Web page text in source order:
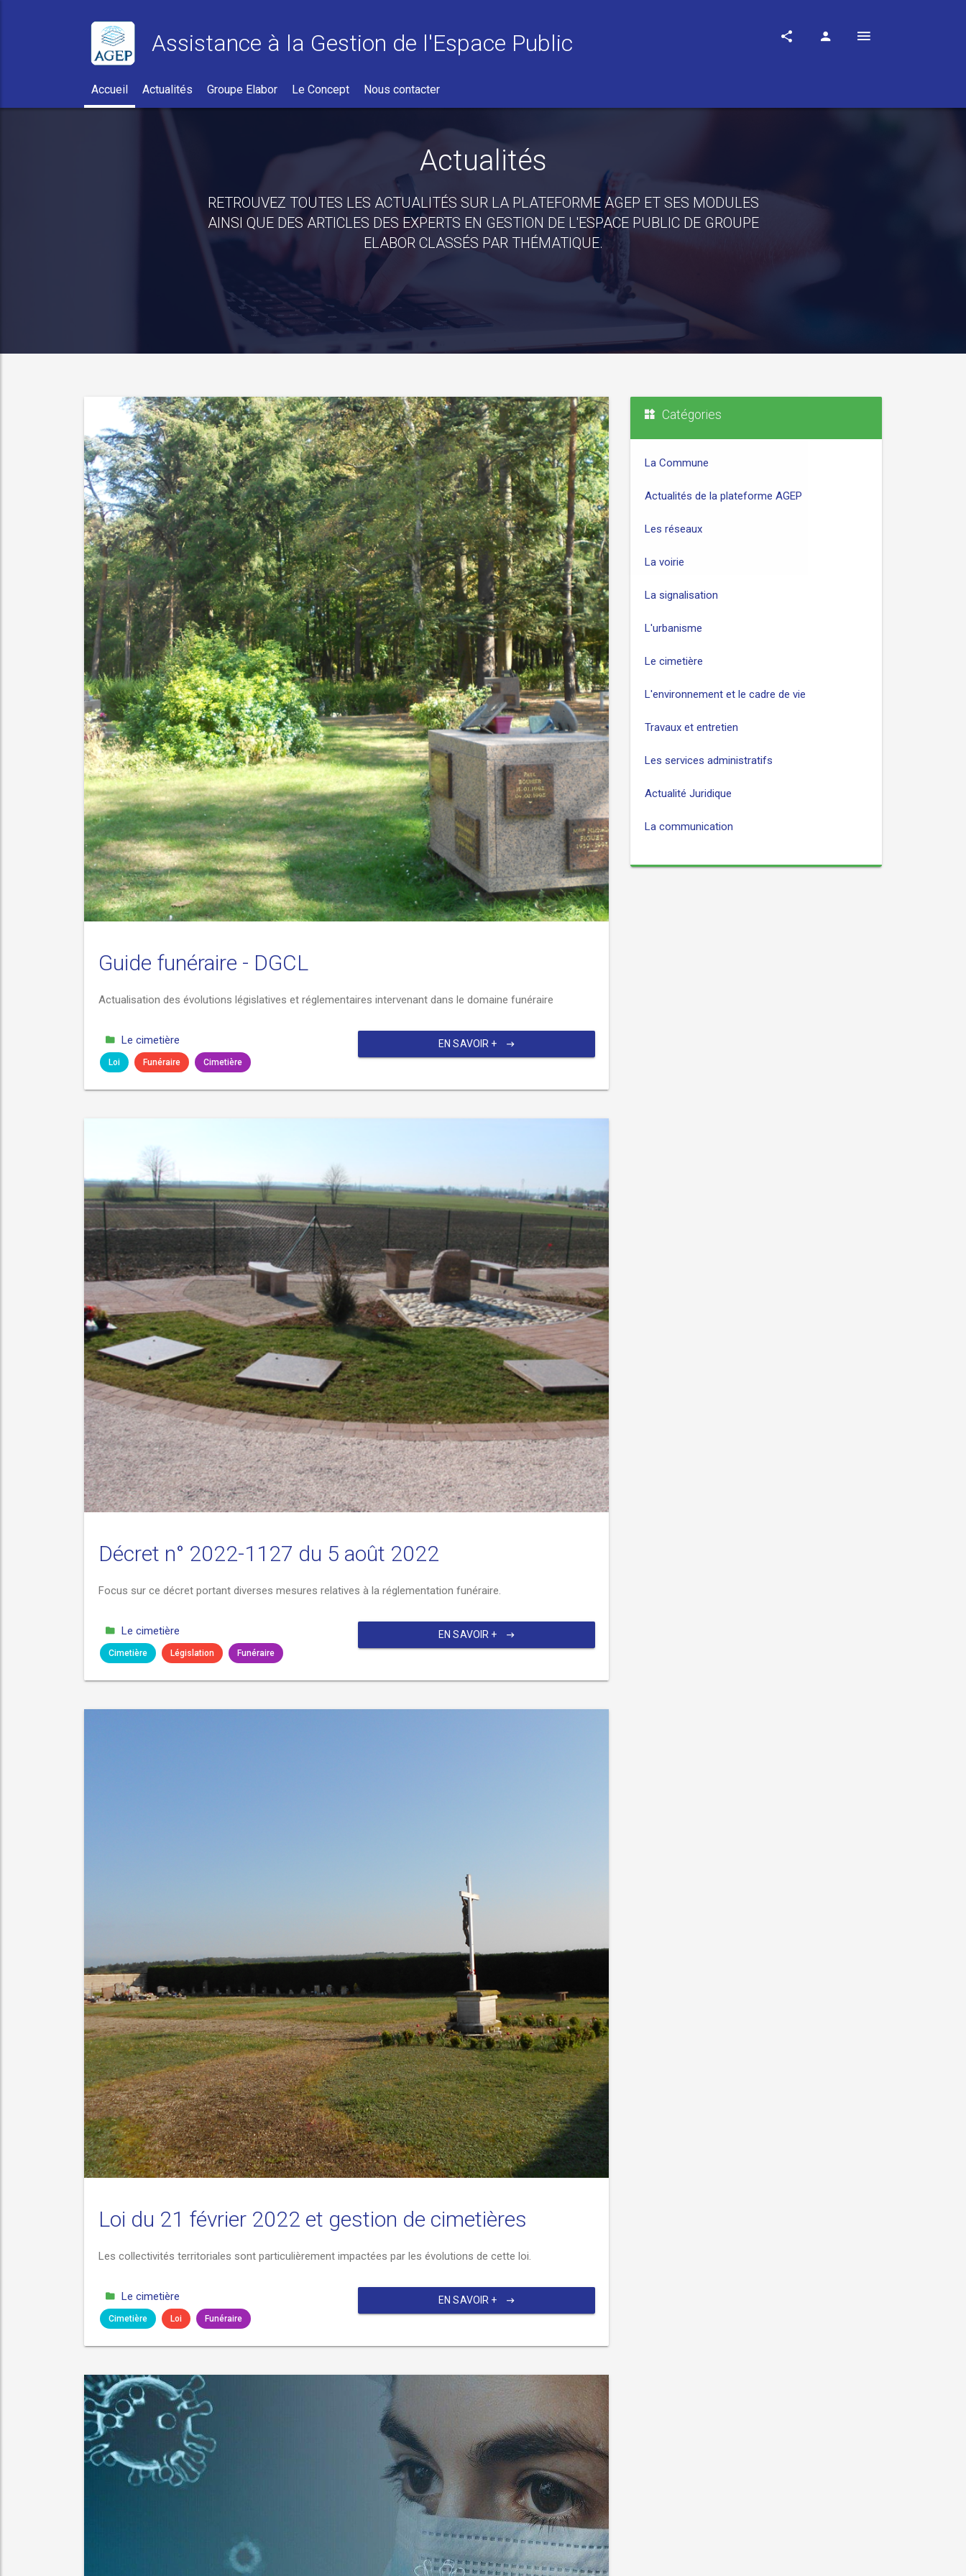
Assistance à la Gestion de l'Espace Public
Accueil Actualités Groupe Elabor Le Concept Nous contacter
Actualités
RETROUVEZ TOUTES LES ACTUALITÉS SUR LA PLATEFORME AGEP ET SES MODULES
AINSI QUE DES ARTICLES DES EXPERTS EN GESTION DE L'ESPACE PUBLIC DE GROUPE
ELABOR CLASSÉS PAR THÉMATIQUE.
Guide funéraire - DGCL
Actualisation des évolutions législatives et réglementaires intervenant dans le domaine funéraire
Le cimetière
Loi Funéraire Cimetière
EN SAVOIR +
Décret n° 2022-1127 du 5 août 2022
Focus sur ce décret portant diverses mesures relatives à la réglementation funéraire.
Le cimetière
Cimetière Législation Funéraire
EN SAVOIR +
Loi du 21 février 2022 et gestion de cimetières
Les collectivités territoriales sont particulièrement impactées par les évolutions de cette loi.
Le cimetière
Cimetière Loi Funéraire
EN SAVOIR +
Catégories
La Commune
Actualités de la plateforme AGEP
Les réseaux
La voirie
La signalisation
L'urbanisme
Le cimetière
L'environnement et le cadre de vie
Travaux et entretien
Les services administratifs
Actualité Juridique
La communication